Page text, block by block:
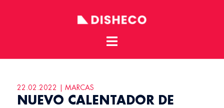
content
Toggle
menu
22.02.2022 | MARCAS
NUEVO CALENTADOR DE